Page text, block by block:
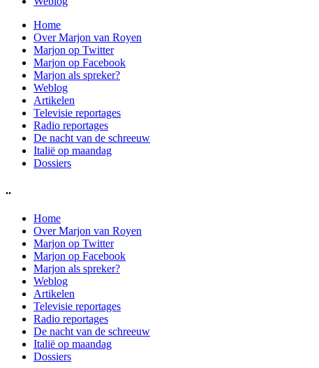
Home
Over Marjon van Royen
Marjon op Twitter
Marjon op Facebook
Marjon als spreker?
Weblog
Artikelen
Televisie reportages
Radio reportages
De nacht van de schreeuw
Italië op maandag
Dossiers
..
Home
Over Marjon van Royen
Marjon op Twitter
Marjon op Facebook
Marjon als spreker?
Weblog
Artikelen
Televisie reportages
Radio reportages
De nacht van de schreeuw
Italië op maandag
Dossiers